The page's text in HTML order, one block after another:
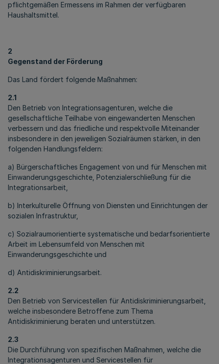
pflichtgemäßen Ermessens im Rahmen der verfügbaren
Haushaltsmittel.
2
Gegenstand der Förderung
Das Land fördert folgende Maßnahmen:
2.1
Den Betrieb von Integrationsagenturen, welche die
gesellschaftliche Teilhabe von eingewanderten Menschen
verbessern und das friedliche und respektvolle Miteinander
insbesondere in den jeweiligen Sozialräumen stärken, in den
folgenden Handlungsfeldern:
a) Bürgerschaftliches Engagement von und für Menschen mit
Einwanderungsgeschichte, Potenzialerschließung für die
Integrationsarbeit,
b) Interkulturelle Öffnung von Diensten und Einrichtungen der
sozialen Infrastruktur,
c) Sozialraumorientierte systematische und bedarfsorientierte
Arbeit im Lebensumfeld von Menschen mit
Einwanderungsgeschichte und
d) Antidiskriminierungsarbeit.
2.2
Den Betrieb von Servicestellen für Antidiskriminierungsarbeit,
welche insbesondere Betroffene zum Thema
Antidiskriminierung beraten und unterstützen.
2.3
Die Durchführung von spezifischen Maßnahmen, welche die
Integrationsagenturen und Servicestellen für